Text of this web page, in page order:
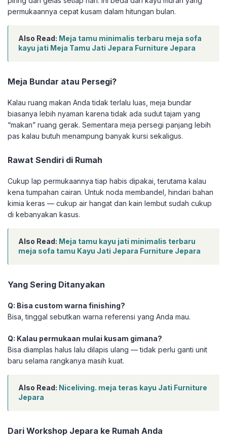
permukaannya cepat kusam dalam hitungan bulan.
Also Read: Meja tamu minimalis terbaru meja sofa
kayu jati Meja Tamu Jati Jepara Furniture Jepara
Meja Bundar atau Persegi?
Kalau ruang makan Anda tidak terlalu luas, meja bundar
biasanya lebih nyaman karena tidak ada sudut tajam yang
“makan” ruang gerak. Sementara meja persegi panjang lebih
pas kalau butuh menampung banyak kursi sekaligus.
Rawat Sendiri di Rumah
Cukup lap permukaannya tiap habis dipakai, terutama kalau
kena tumpahan cairan. Untuk noda membandel, hindari bahan
kimia keras — cukup air hangat dan kain lembut sudah cukup
di kebanyakan kasus.
Also Read: Meja tamu kayu jati minimalis terbaru
meja sofa tamu Kayu Jati Jepara Furniture Jepara
Yang Sering Ditanyakan
Q: Bisa custom warna finishing?
Bisa, tinggal sebutkan warna referensi yang Anda mau.
Q: Kalau permukaan mulai kusam gimana?
Bisa diamplas halus lalu dilapis ulang — tidak perlu ganti unit
baru selama rangkanya masih kuat.
Also Read: Niceliving. meja teras kayu Jati Furniture
Jepara
Dari Workshop Jepara ke Rumah Anda